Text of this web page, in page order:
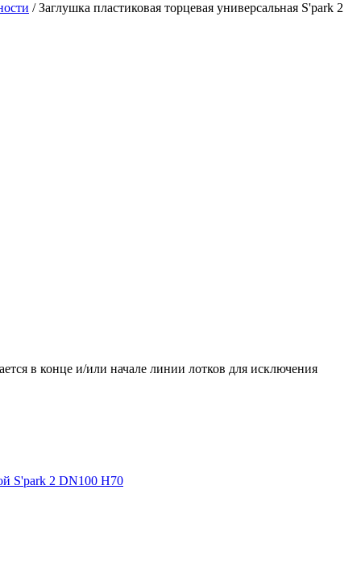
/Заглушка пластиковая торцевая универсальная S'park 2
в конце и/или начале линии лотков для исключения
S'park 2 DN100 H70